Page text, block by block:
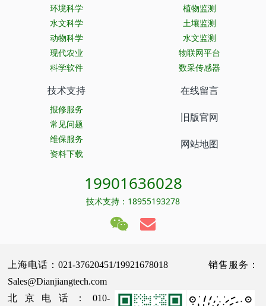
环境科学
水文科学
动物科学
现代农业
科学软件
植物监测
土壤监测
水文监测
物联网平台
数采传感器
技术支持
报修服务
常见问题
维保服务
资料下载
在线留言
旧版官网
网站地图
19901636028
技术支持：18955193278
上海电话：021-37620451/19921678018 销售服务：
Sales@Dianjiangtech.com
北京电话：010-